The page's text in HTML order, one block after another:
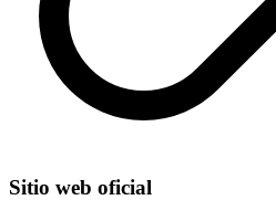
Sitio web oficial